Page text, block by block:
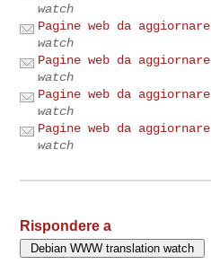
watch
Pagine web da aggiornare
watch
Pagine web da aggiornare
watch
Pagine web da aggiornare
watch
Pagine web da aggiornare
watch
Rispondere a